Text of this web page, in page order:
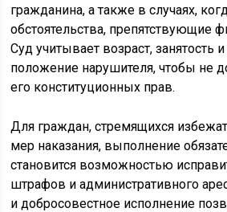
гражданина, а также в случаях,
обстоятельства, препятствующие
Суд учитывает возраст, занятость
положение нарушителя, чтобы не
его конституционных прав.
Для граждан, стремящихся
мер наказания, выполнение
становится возможностью
штрафов и административного
и добросовестное исполнение